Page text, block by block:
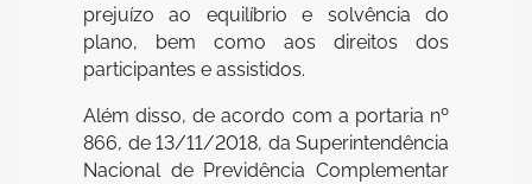
prejuízo ao equilíbrio e solvência do
plano, bem como aos direitos dos
participantes e assistidos.
Além disso, de acordo com a portaria nº
866, de 13/11/2018, da Superintendência
Nacional de Previdência Complementar